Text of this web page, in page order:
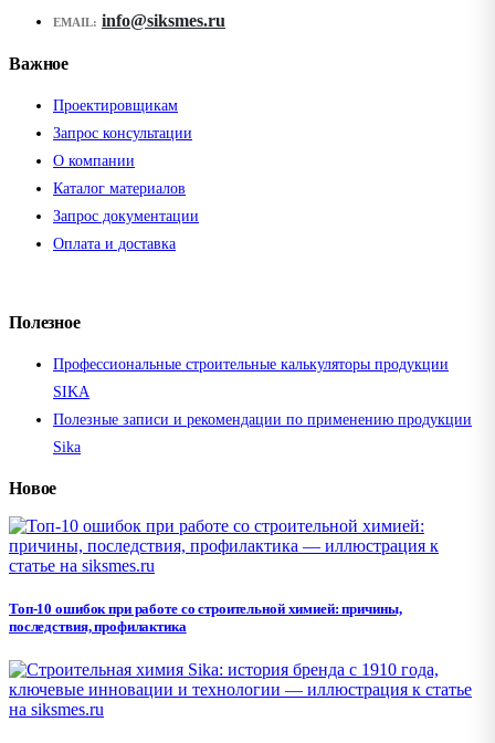
EMAIL: info@siksmes.ru
Важное
Проектировщикам
Запрос консультации
О компании
Каталог материалов
Запрос документации
Оплата и доставка
Полезное
Профессиональные строительные калькуляторы продукции
SIKA
Полезные записи и рекомендации по применению продукции
Sika
Новое
Топ-10 ошибок при работе со строительной химией: причины,
последствия, профилактика